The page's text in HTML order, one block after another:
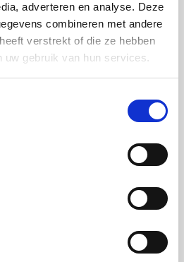
adverteren en analyse. Deze
combineren met andere
verstrekt of die ze hebben
uw gebruik van hun services.
SupraBazar